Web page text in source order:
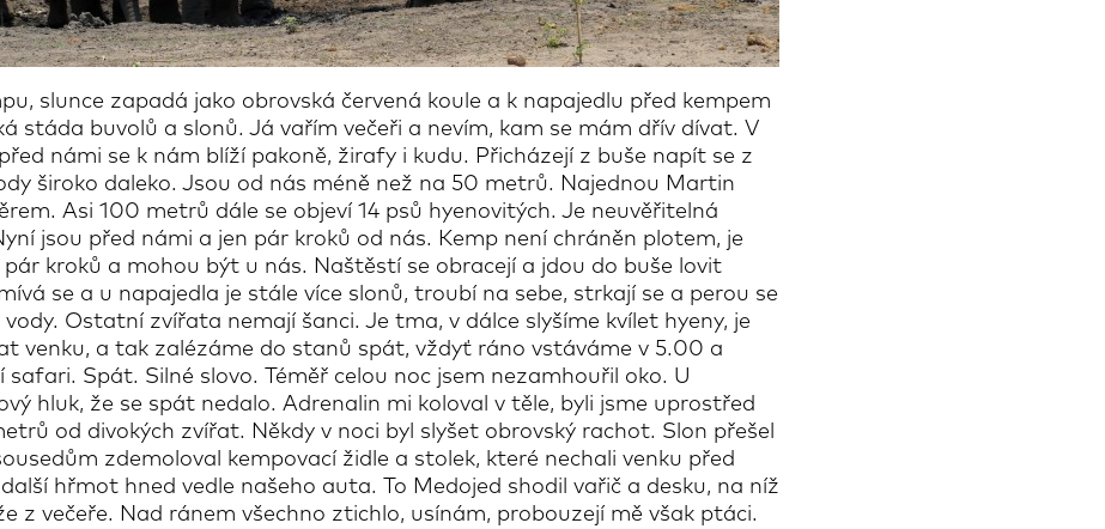
slunce zapadá jako obrovská červená koule a k napajedlu před kempem
stáda buvolů a slonů. Já vařím večeři a nevím, kam se mám dřív dívat. V
námi se k nám blíží pakoně, žirafy i kudu. Přicházejí z buše napít se z
široko daleko. Jsou od nás méně než na 50 metrů. Najednou Martin
Asi 100 metrů dále se objeví 14 psů hyenovitých. Je neuvěřitelná
jsou před námi a jen pár kroků od nás. Kemp není chráněn plotem, je
pár kroků a mohou být u nás. Naštěstí se obracejí a jdou do buše lovit
se a u napajedla je stále více slonů, troubí na sebe, strkají se a perou se
Ostatní zvířata nemají šanci. Je tma, v dálce slyšíme kvílet hyeny, je
venku, a tak zalézáme do stanů spát, vždyť ráno vstáváme v 5.00 a
safari. Spát. Silné slovo. Téměř celou noc jsem nezamhouřil oko. U
hluk, že se spát nedalo. Adrenalin mi koloval v těle, byli jsme uprostřed
od divokých zvířat. Někdy v noci byl slyšet obrovský rachot. Slon přešel
zdemoloval kempovací židle a stolek, které nechali venku před
hřmot hned vedle našeho auta. To Medojed shodil vařič a desku, na níž
z večeře. Nad ránem všechno ztichlo, usínám, probouzejí mě však ptáci.